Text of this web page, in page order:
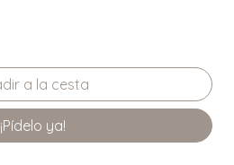
¡Pídelo ya!